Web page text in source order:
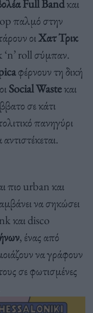
Full Bandκαι
παλμό στην
οιΧατ Τρικ
‘n’ roll σύμπαν.
φέρνουν τη δική
Social Wasteκαι
σε κάτι
πανηγύρι
πιο urban και
να σηκώσει
και disco
, ένας από
να γράφουν
σε φωτισμένες